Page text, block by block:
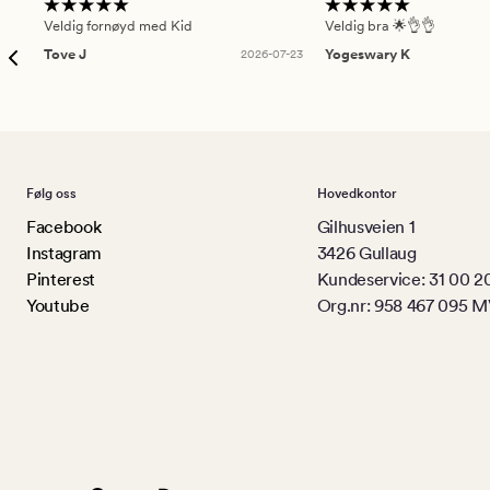
Veldig fornøyd med Kid
Tove J
2026-07-23
Veldig bra 🌟👌👌
Yogeswary K
Følg oss
Facebook
Instagram
Pinterest
Youtube
Hovedkontor
Gilhusveien 1
3426 Gullaug
Kundeservice: 31 00
Org.nr: 958 467 095